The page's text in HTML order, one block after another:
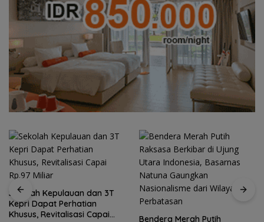
3T
Bendera Merah Putih
Perbatasan, Lanud